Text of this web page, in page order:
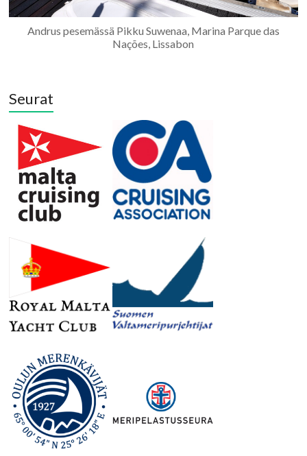
Andrus pesemässä Pikku Suwenaa, Marina Parque das
Nações, Lissabon
Seurat